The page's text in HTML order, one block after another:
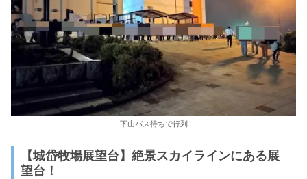
下山バス待ちで行列
【城岱牧場展望台】絶景スカイラインにある展
望台！